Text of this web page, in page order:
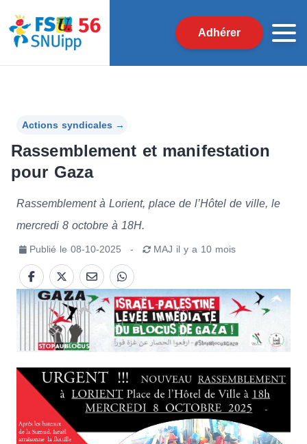
Adhérer
Actions syndicales →
Rassemblement et manifestation
pour Gaza
Rassemblement à Lorient, place de l’Hôtel de ville, le
mercredi 8 octobre à 18H.
Publié le 08-10-2025 - MAJ il y a 10 mois